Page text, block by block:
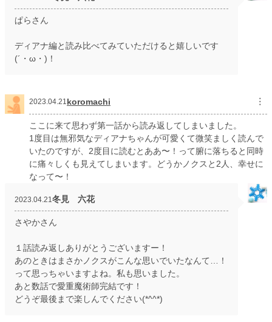
ぱらさん
ディアナ編と読み比べてみていただけると嬉しいです
(´・ω・)！
2023.04.21koromachi ︙
ここに来て思わず第一話から読み返してしまいました。
1度目は無邪気なディアナちゃんが可愛くて微笑ましく読んで
いたのですが、2度目に読むとああ〜！って腑に落ちると同時
に痛々しくも見えてしまいます。どうかノクスと2人、幸せに
なって〜！
2023.04.21 冬見 六花
さやかさん
１話読み返しありがとうございますー！
あのときはまさかノクスがこんな思いでいたなんて…！
って思っちゃいますよね。私も思いました。
あと数話で愛重魔術師完結です！
どうぞ最後まで楽しんでください(*^^*)